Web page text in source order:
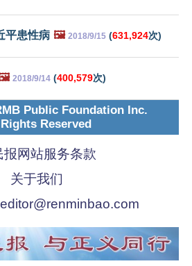
平患性病 🖼️ 2018/9/15 (631,924次)
2018/9/14 (400,579次)
Public Foundation Inc.
Reserved
报网站服务条款
关于我们
editor@renminbao.com